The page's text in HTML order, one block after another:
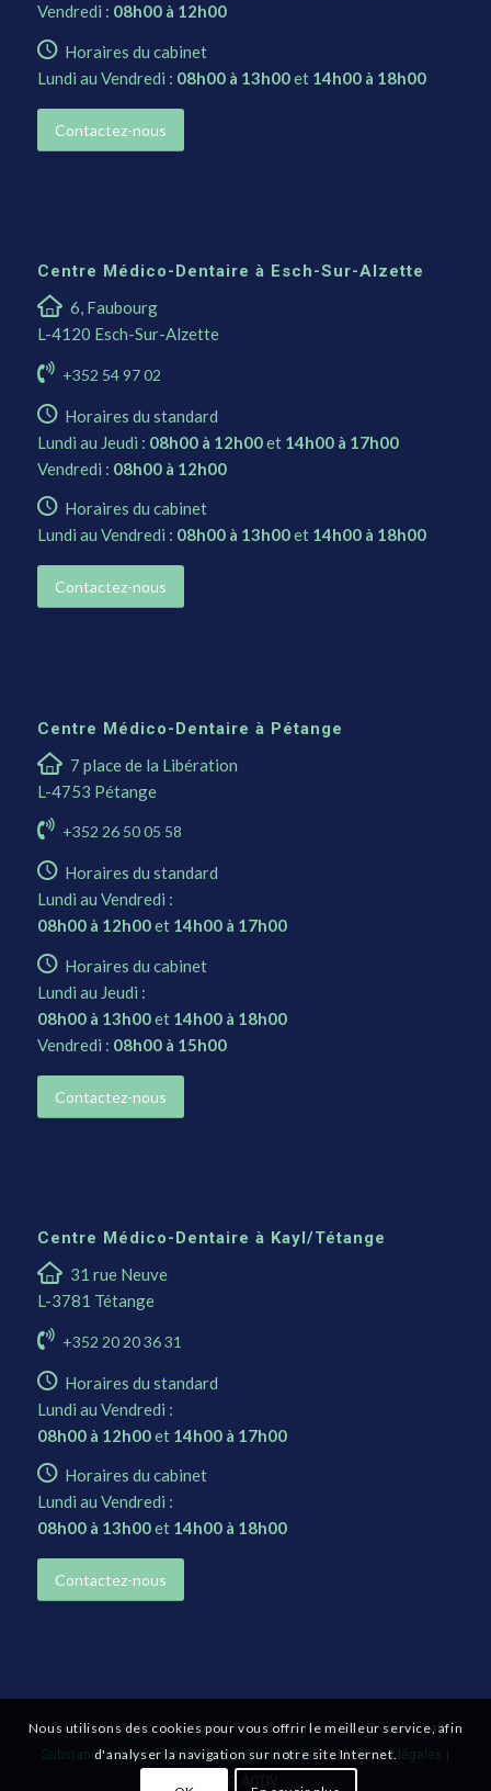
Vendredi : 08h00 à 12h00
Horaires du cabinet
Lundi au Vendredi : 08h00 à 13h00et 14h00 à 18h00
Contactez-nous
Centre Médico-Dentaire à Esch-Sur-Alzette
6, Faubourg
L-4120 Esch-Sur-Alzette
+352 54 97 02
Horaires du standard
Lundi au Jeudi : 08h00 à 12h00et 14h00 à 17h00
Vendredi : 08h00 à 12h00
Horaires du cabinet
Lundi au Vendredi : 08h00 à 13h00et 14h00 à 18h00
Contactez-nous
Centre Médico-Dentaire à Pétange
7 place de la Libération
L-4753 Pétange
+352 26 50 05 58
Horaires du standard
Lundi au Vendredi :
08h00 à 12h00et 14h00 à 17h00
Horaires du cabinet
Lundi au Jeudi :
08h00 à 13h00et 14h00 à 18h00
Vendredi : 08h00 à 15h00
Contactez-nous
Centre Médico-Dentaire à Kayl/Tétange
31 rue Neuve
L-3781 Tétange
+352 20 20 36 31
Horaires du standard
Lundi au Vendredi :
08h00 à 12h00et 14h00 à 17h00
Horaires du cabinet
Lundi au Vendredi :
08h00 à 13h00et 14h00 à 18h00
Contactez-nous
© Centres Médico-Dentaires| Tous droits réservés | Propulsé par
Substances Actives |Matisse Logiciel Dentaire| Mentions légales
Nous utilisons des cookies pour vous offrir le meilleur service, afin
d'analyser la navigation sur notre site Internet.